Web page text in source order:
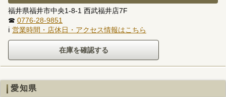
福井県福井市中央1-8-1 西武福井店7F
☎ 0776-28-9851
ℹ 営業時間・店休日・アクセス情報はこちら
愛知県